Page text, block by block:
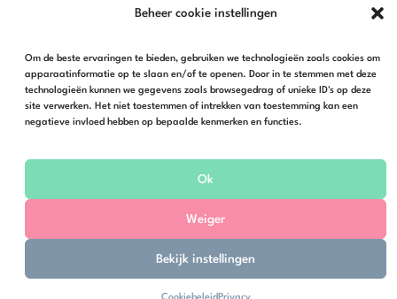
Beheer cookie instellingen
Om de beste ervaringen te bieden, gebruiken we technologieën zoals cookies om
apparaatinformatie op te slaan en/of te openen. Door in te stemmen met deze
technologieën kunnen we gegevens zoals browsegedrag of unieke ID's op deze
site verwerken. Het niet toestemmen of intrekken van toestemming kan een
negatieve invloed hebben op bepaalde kenmerken en functies.
Ok
Weiger
Bekijk instellingen
Woensdag 09:00 – 17:00
Zaterdag Gesloten
Zondag Gesloten
+31 6 13 57 92 22 info@multimosaics.com
Algemene voorwaardenPrivacy